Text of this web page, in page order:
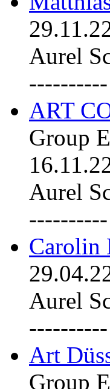
Aurel
----------
ART
Group
Aurel
----------
Carolin
Aurel
----------
Art
Group